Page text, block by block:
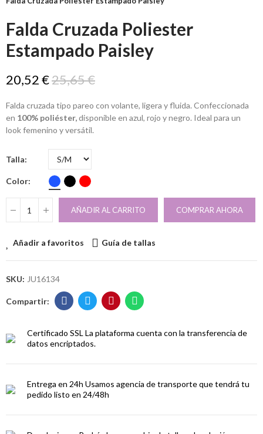
Falda Cruzada Poliester
Estampado Paisley
20,52 €25,65 €
Falda cruzada tipo pareo con volante, ligera y fluida. Confeccionada
en 100% poliéster,disponible en azul, rojo y negro. Ideal para un
look femenino y versátil.
Talla
Color
AÑADIR AL CARRITO COMPRAR AHORA
Añadir a favoritos Guía de tallas
SKU: JU16134
Certificado SSL La plataforma cuenta con la transferencia de
datos encriptados.
Entrega en 24h Usamos agencia de transporte que tendrá tu
pedido listo en 24/48h